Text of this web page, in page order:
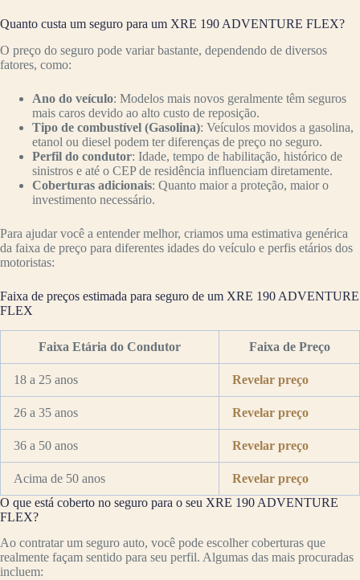
Quanto custa um seguro para um XRE 190 ADVENTURE FLEX?
O preço do seguro pode variar bastante, dependendo de diversos
fatores, como:
Ano do veículo: Modelos mais novos geralmente têm seguros
mais caros devido ao alto custo de reposição.
Tipo de combustível (Gasolina): Veículos movidos a gasolina,
etanol ou diesel podem ter diferenças de preço no seguro.
Perfil do condutor: Idade, tempo de habilitação, histórico de
sinistros e até o CEP de residência influenciam diretamente.
Coberturas adicionais: Quanto maior a proteção, maior o
investimento necessário.
Para ajudar você a entender melhor, criamos uma estimativa genérica
da faixa de preço para diferentes idades do veículo e perfis etários dos
motoristas:
Faixa de preços estimada para seguro de um XRE 190 ADVENTURE
FLEX
Faixa Etária do Condutor Faixa de Preço
18 a 25 anos Revelar preço
26 a 35 anos Revelar preço
36 a 50 anos Revelar preço
Acima de 50 anos
Revelar preço
O que está coberto no seguro para o seu XRE 190 ADVENTURE
FLEX?
Ao contratar um seguro auto, você pode escolher coberturas que
realmente façam sentido para seu perfil. Algumas das mais procuradas
incluem: